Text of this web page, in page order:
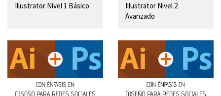
Illustrator Nivel 1 Básico
Illustrator Nivel 2
Avanzado